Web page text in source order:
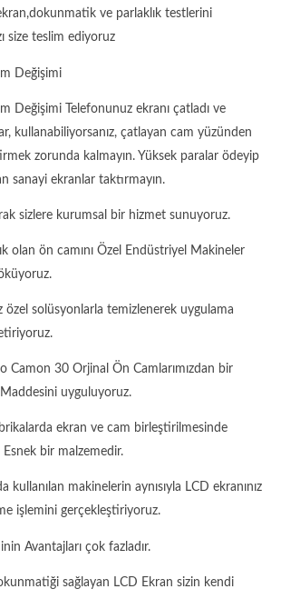
ve parlaklık testlerini
size teslim ediyoruz
Değişimi
Değişimi Telefonunuz ekranı çatladı ve
kullanabiliyorsanız, çatlayan cam yüzünden
zorunda kalmayın. Yüksek paralar ödeyip
sanayi ekranlar taktırmayın.
sizlere kurumsal bir hizmet sunuyoruz.
olan ön camını Özel Endüstriyel Makineler
özel solüsyonlarla temizlenerek uygulama
Camon 30 Orjinal Ön Camlarımızdan bir
uyguluyoruz.
ekran ve cam birleştirilmesinde
Esnek bir malzemedir.
kullanılan makinelerin aynısıyla LCD ekranınız
işlemini gerçekleştiriyoruz.
Avantajları çok fazladır.
sağlayan LCD Ekran sizin kendi